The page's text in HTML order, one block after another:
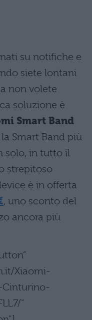
su notifiche e
siete lontani
non volete
soluzione è
Smart Band
Smart Band più
solo, in tutto il
strepitoso
è in offerta
, uno sconto del
ancora più
Xiaomi-
Cinturino-
”